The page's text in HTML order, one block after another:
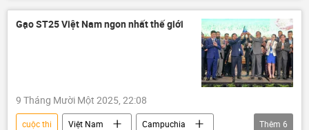
điện ảnh
chụp ảnh
báo chí
Gạo ST25 Việt Nam ngon nhất thế giới
9 Tháng Mười Một 2025, 22:08
cuộc thi Việt Nam
Campuchia
Thêm 6